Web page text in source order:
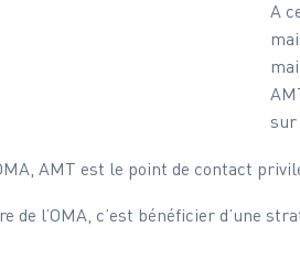
A
sur
AMT est le point de contact
de l’OMA, c’est bénéficier d’une